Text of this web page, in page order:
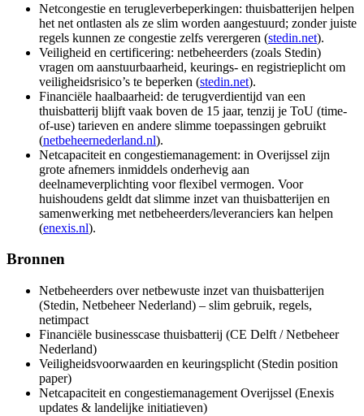
Netcongestie en terugleverbeperkingen: thuisbatterijen helpen
het net ontlasten als ze slim worden aangestuurd; zonder juiste
regels kunnen ze congestie zelfs verergeren (stedin.net).
Veiligheid en certificering: netbeheerders (zoals Stedin)
vragen om aanstuurbaarheid, keurings- en registrieplicht om
veiligheidsrisico’s te beperken (stedin.net).
Financiële haalbaarheid: de terugverdientijd van een
thuisbatterij blijft vaak boven de 15 jaar, tenzij je ToU (time-
of-use) tarieven en andere slimme toepassingen gebruikt
(netbeheernederland.nl).
Netcapaciteit en congestiemanagement: in Overijssel zijn
grote afnemers inmiddels onderhevig aan
deelnameverplichting voor flexibel vermogen. Voor
huishoudens geldt dat slimme inzet van thuisbatterijen en
samenwerking met netbeheerders/leveranciers kan helpen
(enexis.nl).
Bronnen
Netbeheerders over netbewuste inzet van thuisbatterijen
(Stedin, Netbeheer Nederland) – slim gebruik, regels,
netimpact
Financiële businesscase thuisbatterij (CE Delft / Netbeheer
Nederland)
Veiligheidsvoorwaarden en keuringsplicht (Stedin position
paper)
Netcapaciteit en congestiemanagement Overijssel (Enexis
updates & landelijke initiatieven)